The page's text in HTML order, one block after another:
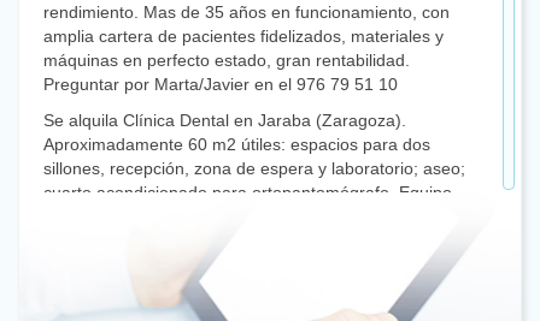
rendimiento. Mas de 35 años en funcionamiento, con
amplia cartera de pacientes fidelizados, materiales y
máquinas en perfecto estado, gran rentabilidad.
Preguntar por Marta/Javier en el 976 79 51 10
Se alquila Clínica Dental en Jaraba (Zaragoza).
Aproximadamente 60 m2 útiles: espacios para dos
sillones, recepción, zona de espera y laboratorio; aseo;
cuarto acondicionado para ortopantomógrafo. Equipo
turbinas y micromotores; dos compresores; y todo el
equipamiento para una Clínica Dental, mobiliario e
instrumentos. Interesados: Amadeo / 615.172.227 /